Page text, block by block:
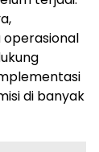
operasional
di banyak